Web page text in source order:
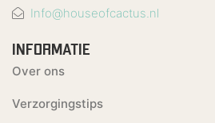
Info@houseofcactus.nl
INFORMATIE
Over ons
Verzorgingstips